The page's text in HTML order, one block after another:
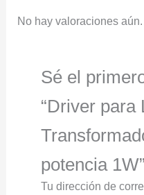
No hay valoraciones aún.
Sé el
“Driver para
potencia 1W”
Tu dirección de